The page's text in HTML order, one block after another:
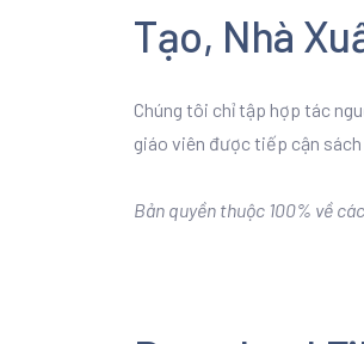
Tạo, Nhà
Chúng tôi chỉ tập hợp tác
giáo viên được tiếp cận
Bản quyền thuộc 100% về